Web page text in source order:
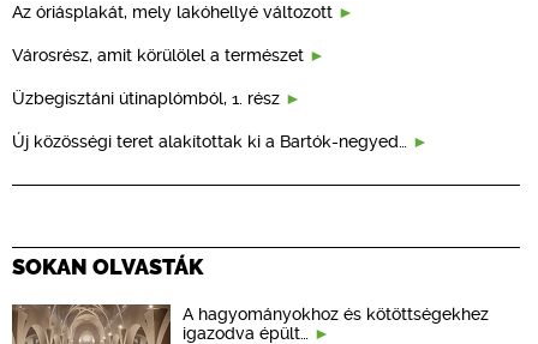
Az óriásplakát, mely lakóhellyé változott
Városrész, amit körülölel a természet
Üzbegisztáni útinaplómból, 1. rész
Új közösségi teret alakítottak ki a Bartók-negyed…
SOKAN OLVASTÁK
A hagyományokhoz és kötöttségekhez
igazodva épült…